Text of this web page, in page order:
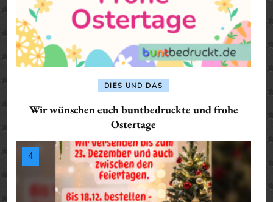
DIES UND DAS
Wir wünschen euch buntbedruckte und frohe
Ostertage